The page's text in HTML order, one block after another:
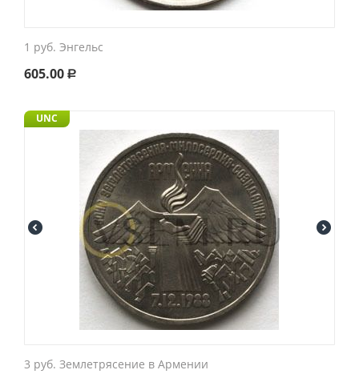
1 руб. Энгельс
605.00 Р
UNC
3 руб. Землетрясение в Армении